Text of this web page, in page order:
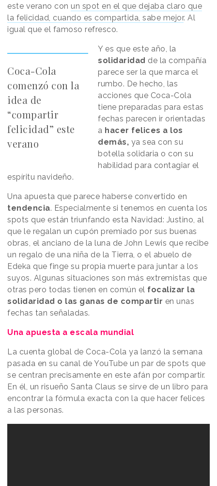
este verano con un spot en el que dejaba claro que
la felicidad, cuando es compartida, sabe mejor. Al
igual que el famoso refresco.
Coca-Cola
comenzó con la
idea de
“compartir
felicidad” este
verano
Y es que este año, la
solidaridad de la compañía
parece ser la que marca el
rumbo. De hecho, las
acciones que Coca-Cola
tiene preparadas para estas
fechas parecen ir orientadas
a hacer felices a los
demás, ya sea con su
botella solidaria o con su
habilidad para contagiar el
espíritu navideño.
Una apuesta que parece haberse convertido en
tendencia. Especialmente si tenemos en cuenta los
spots que están triunfando esta Navidad: Justino, al
que le regalan un cupón premiado por sus buenas
obras, el anciano de la luna de John Lewis que recibe
un regalo de una niña de la Tierra, o el abuelo de
Edeka que finge su propia muerte para juntar a los
suyos. Algunas situaciones son más extremistas que
otras pero todas tienen en común el focalizar la
solidaridad o las ganas de compartir en unas
fechas tan señaladas.
Una apuesta a escala mundial
La cuenta global de Coca-Cola ya lanzó la semana
pasada en su canal de YouTube un par de spots que
se centran precisamente en este afán por compartir.
En él, un risueño Santa Claus se sirve de un libro para
encontrar la fórmula exacta con la que hacer felices
a las personas.